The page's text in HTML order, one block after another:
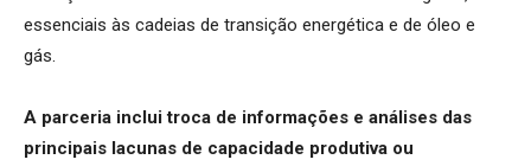
essenciais às cadeias de transição energética e de óleo e
gás.
A parceria inclui troca de informações e análises das
principais lacunas de capacidade produtiva ou